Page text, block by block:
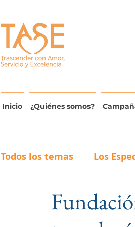
Inicio ¿Quiénes somos?
Todos los temas Los
Actualidad y Avances